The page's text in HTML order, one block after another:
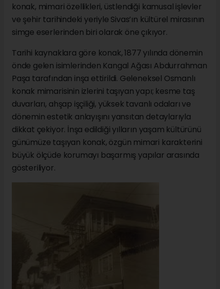
konak, mimari özellikleri, üstlendiği kamusal işlevler
ve şehir tarihindeki yeriyle Sivas’ın kültürel mirasının
simge eserlerinden biri olarak öne çıkıyor.
Tarihi kaynaklara göre konak, 1877 yılında dönemin
önde gelen isimlerinden Kangal Ağası Abdurrahman
Paşa tarafından inşa ettirildi. Geleneksel Osmanlı
konak mimarisinin izlerini taşıyan yapı; kesme taş
duvarları, ahşap işçiliği, yüksek tavanlı odaları ve
dönemin estetik anlayışını yansıtan detaylarıyla
dikkat çekiyor. İnşa edildiği yılların yaşam kültürünü
günümüze taşıyan konak, özgün mimari karakterini
büyük ölçüde korumayı başarmış yapılar arasında
gösteriliyor.